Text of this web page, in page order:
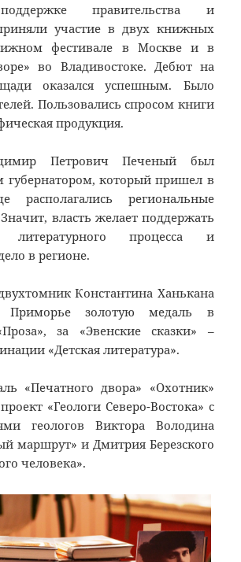
правительства и
участие в двух книжных
фестивале в Москве и в
во Владивостоке. Дебют на
оказался успешным. Было
Пользовались спросом книги
продукция.
Петрович Печеный был
губернатором, который пришел в
располагались региональные
Значит, власть желает поддержать
литературного процесса и
в регионе.
Константина Ханькана
золотую медаль в
за «Эвенские сказки» –
«Детская литература».
«Печатного двора» «Охотник»
«Геологи Северо-Востока» с
геологов Виктора Володина
маршрут» и Дмитрия Березского
человека».